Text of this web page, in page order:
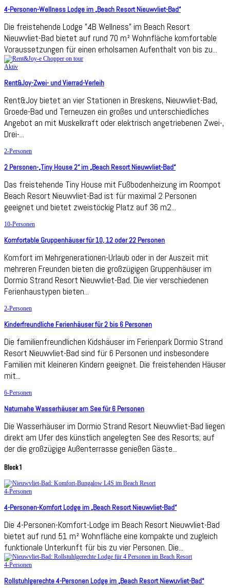
4-Personen-Wellness Lodge im „Beach Resort Nieuwvliet-Bad“
Die freistehende Lodge "4B Wellness" im Beach Resort
Nieuwvliet-Bad bietet auf rund 70 m² Wohnfläche komfortable
Voraussetzungen für einen erholsamen Aufenthalt von bis zu...
Aktiv
Rent&Joy-Zwei- und Vierrad-Verleih
Rent&Joy bietet an vier Stationen in Breskens, Nieuwvliet-Bad,
Groede-Bad und Terneuzen ein großes und unterschiedliches
Angebot an mit Muskelkraft oder elektrisch angetriebenen Zwei-,
Drei-...
2-Personen
2 Personen-„Tiny House 2“ im „Beach Resort Nieuwvliet-Bad“
Das freistehende Tiny House mit Fußbodenheizung im Roompot
Beach Resort Nieuwvliet-Bad ist für maximal 2 Personen
geeignet und bietet zweistöckig Platz auf 36 m2...
10-Personen
Komfortable Gruppenhäuser für 10, 12 oder 22 Personen
Komfort im Mehrgenerationen-Urlaub oder in der Auszeit mit
mehreren Freunden bieten die großzügigen Gruppenhäuser im
Dormio Strand Resort Nieuwvliet-Bad. Die vier verschiedenen
Ferienhaustypen bieten...
2-Personen
Kinderfreundliche Ferienhäuser für 2 bis 6 Personen
Die familienfreundlichen Kidshäuser im Ferienpark Dormio Strand
Resort Nieuwvliet-Bad sind für 6 Personen und insbesondere
Familien mit kleineren Kindern geeignet. Die freistehenden Häuser
mit...
6-Personen
Naturnahe Wasserhäuser am See für 6 Personen
Die Wasserhäuser im Dormio Strand Resort Nieuwvliet-Bad liegen
direkt am Ufer des künstlich angelegten See des Resorts; auf
der die großzügige Außenterrasse genießen Gäste...
Block 1
4-Personen
4-Personen-Komfort Lodge im „Beach Resort Nieuwvliet-Bad“
Die 4-Personen-Komfort-Lodge im Beach Resort Nieuwvliet-Bad
bietet auf rund 51 m² Wohnfläche eine kompakte und zugleich
funktionale Unterkunft für bis zu vier Personen. Die...
4-Personen
Rollstuhlgerechte 4-Personen Lodge im „Beach Resort Niewuvliet-Bad“